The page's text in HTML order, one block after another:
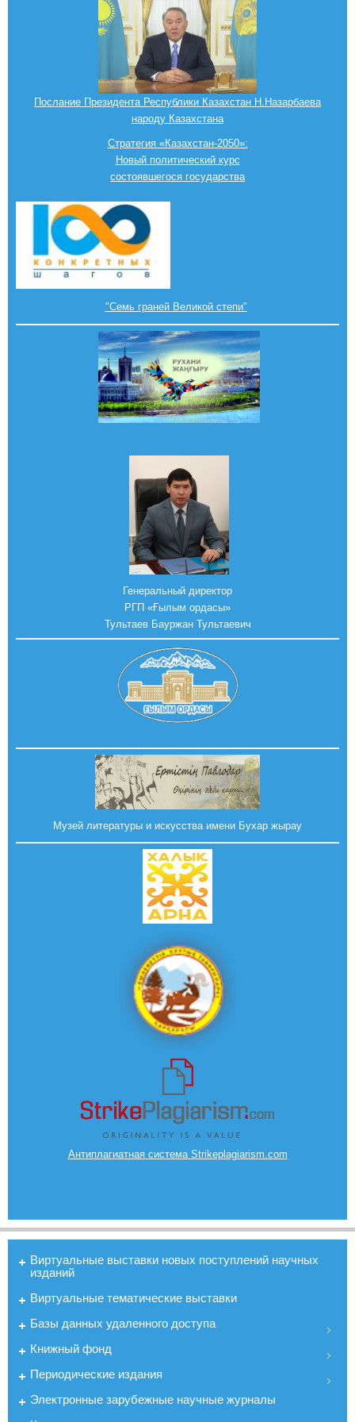
Послание Президента Республики Казахстан Н.Назарбаева
народу Казахстана
Стратегия «Казахстан-2050»:
Новый политический курс
состоявшегося государства
"Семь граней Великой степи"
Генеральный директор
РГП «Ғылым ордасы»
Тультаев Бауржан Тультаевич
Музей литературы и искусства имени Бухар жырау
Антиплагиатная система Strikeplagiarism.com
Виртуальные выставки новых поступлений научных
изданий
Виртуальные тематические выставки
Базы данных удаленного доступа
Книжный фонд
Периодические издания
Электронные зарубежные научные журналы